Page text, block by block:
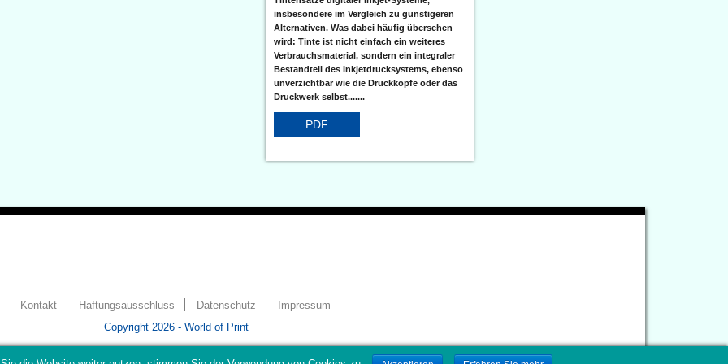
insbesondere im Vergleich zu günstigeren
Alternativen. Was dabei häufig übersehen
wird: Tinte ist nicht einfach ein weiteres
Verbrauchsmaterial, sondern ein integraler
Bestandteil des Inkjetdrucksystems, ebenso
unverzichtbar wie die Druckköpfe oder das
Druckwerk selbst.......
PDF
Kontakt Haftungsausschluss Datenschutz
Impressum
Copyright 2026 - World of Print